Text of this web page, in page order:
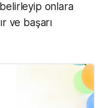
onlara
ve başarı